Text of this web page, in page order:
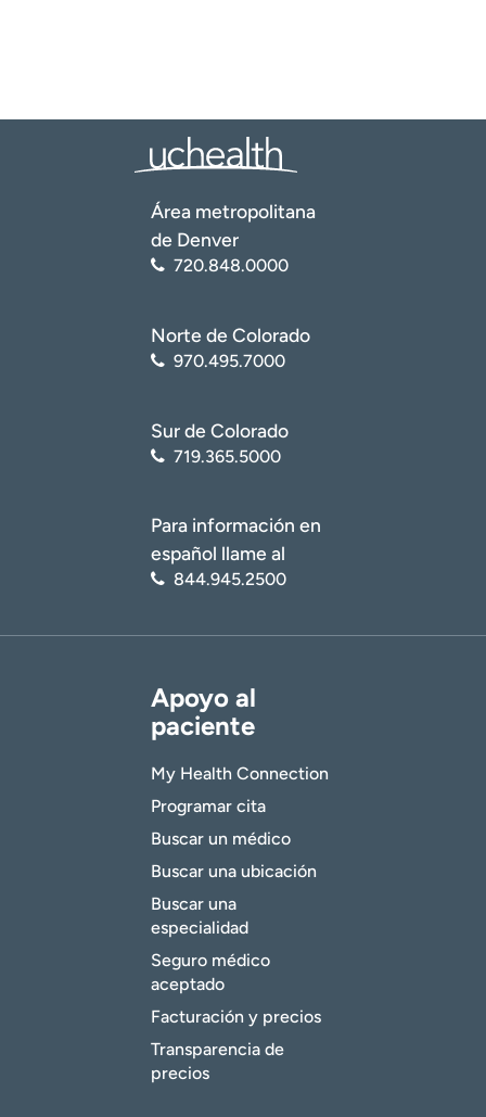
Área metropolitana
de Denver
720.848.0000
Norte de Colorado
970.495.7000
Sur de Colorado
719.365.5000
Para información en
español llame al
844.945.2500
Apoyo al
paciente
My Health Connection
Programar cita
Buscar un médico
Buscar una ubicación
Buscar una
especialidad
Seguro médico
aceptado
Facturación y precios
Transparencia de
precios